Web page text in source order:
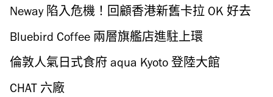
Neway 陷入危機！回顧香港新舊卡拉 OK 好去
處
Bluebird Coffee 兩層旗艦店進駐上環
倫敦人氣日式食府 aqua Kyoto 登陸大館
Statement 開期間限定店
CHAT 六廠